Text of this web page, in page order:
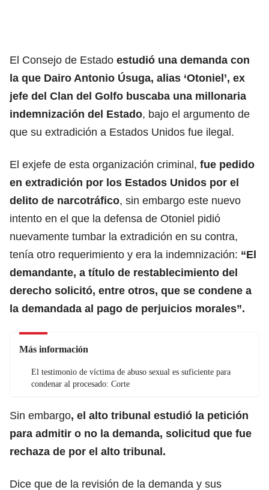
El Consejo de Estado estudió una demanda con
la que Dairo Antonio Úsuga, alias ‘Otoniel’, ex
jefe del Clan del Golfo buscaba una millonaria
indemnización del Estado, bajo el argumento de
que su extradición a Estados Unidos fue ilegal.
El exjefe de esta organización criminal, fue pedido
en extradición por los Estados Unidos por el
delito de narcotráfico, sin embargo este nuevo
intento en el que la defensa de Otoniel pidió
nuevamente tumbar la extradición en su contra,
tenía otro requerimiento y era la indemnización: “El
demandante, a título de restablecimiento del
derecho solicitó, entre otros, que se condene a
la demandada al pago de perjuicios morales”.
Más información
El testimonio de víctima de abuso sexual es suficiente para
condenar al procesado: Corte
Sin embargo, el alto tribunal estudió la petición
para admitir o no la demanda, solicitud que fue
rechaza de por el alto tribunal.
Dice que de la revisión de la demanda y sus